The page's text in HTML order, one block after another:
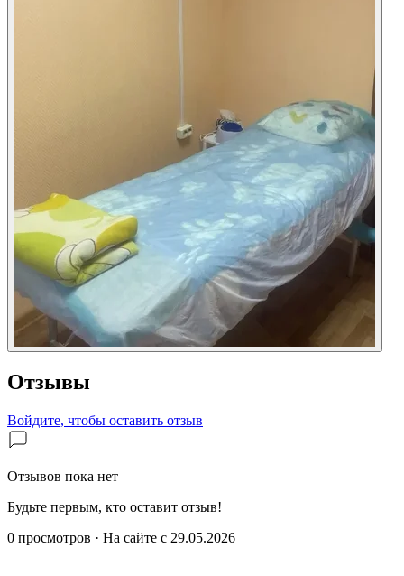
Отзывы
Войдите, чтобы оставить отзыв
Отзывов пока нет
Будьте первым, кто оставит отзыв!
0 просмотров · На сайте с 29.05.2026